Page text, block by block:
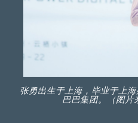
张勇出生于上海，毕业于上
巴巴集团。（图片